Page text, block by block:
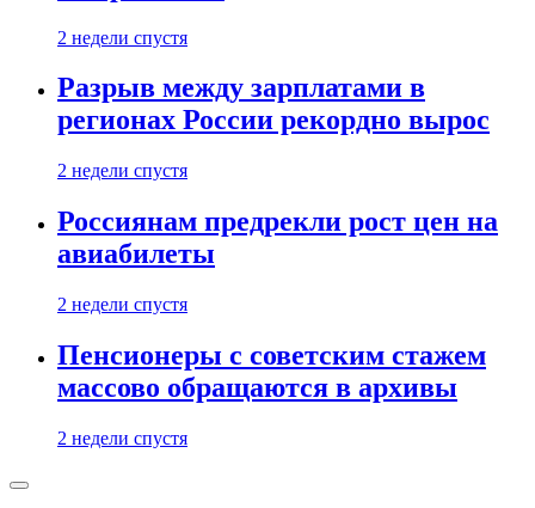
2 недели спустя
Разрыв между зарплатами в
регионах России рекордно вырос
2 недели спустя
Россиянам предрекли рост цен на
авиабилеты
2 недели спустя
Пенсионеры с советским стажем
массово обращаются в архивы
2 недели спустя